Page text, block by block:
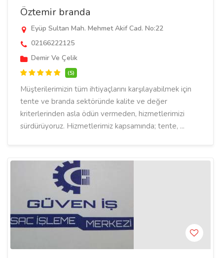
Öztemir branda
Eyüp Sultan Mah. Mehmet Akif Cad. No:22
02166222125
Demir Ve Çelik
(5)
Müşterilerimizin tüm ihtiyaçlarını karşılayabilmek için
tente ve branda sektöründe kalite ve değer
kriterlerinden asla ödün vermeden, hizmetlerimizi
sürdürüyoruz. Hizmetlerimiz kapsamında; tente, ...